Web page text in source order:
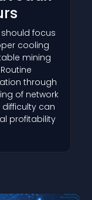
focus
cooling
mining
through
of network
can
profitability